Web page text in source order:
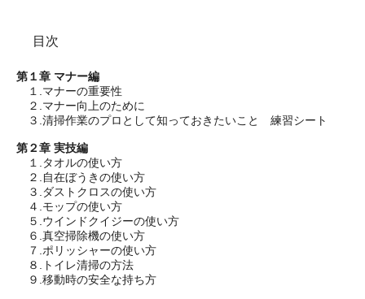
目次
第１章 マナー編
１.マナーの重要性
２.マナー向上のために
３.清掃作業のプロとして知っておきたいこと 練習シート
第２章 実技編
１.タオルの使い方
２.自在ぼうきの使い方
３.ダストクロスの使い方
４.モップの使い方
５.ウインドクイジーの使い方
６.真空掃除機の使い方
７.ポリッシャーの使い方
８.トイレ清掃の方法
９.移動時の安全な持ち方